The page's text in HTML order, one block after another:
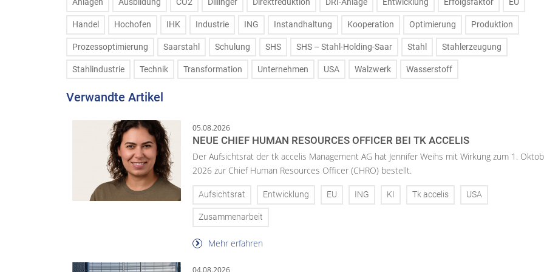
Anlagen Ausbildung CO2 Dillinger Direktreduktion DRI-Anlage Entwicklung Erfolgsfaktor EU
Handel Hochofen IHK Industrie ING Instandhaltung Kooperation Optimierung Produktion
Prozessoptimierung Saarstahl Schulung SHS SHS – Stahl-Holding-Saar Stahl Stahlerzeugung
Stahlindustrie Technik Transformation Unternehmen USA Walzwerk Wasserstoff
Verwandte Artikel
05.08.2026
NEUE CHIEF HUMAN RESOURCES OFFICER BEI TK ACCELIS
Der Aufsichtsrat der tk accelis Management AG hat Jennifer Weihs mit Wirkung zum 1.
2026 zur Chief Human Resources Officer (CHRO) bestellt.
Aufsichtsrat Entwicklung EU ING KI Tk accelis USA
Zusammenarbeit
Mehr erfahren
04.08.2026